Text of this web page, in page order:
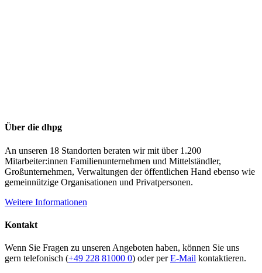
Über die dhpg
An unseren 18 Standorten beraten wir mit über 1.200
Mitarbeiter:innen Familienunternehmen und Mittelständler,
Großunternehmen, Verwaltungen der öffentlichen Hand ebenso wie
gemeinnützige Organisationen und Privatpersonen.
Weitere Informationen
Kontakt
Wenn Sie Fragen zu unseren Angeboten haben, können Sie uns
gern telefonisch (+49 228 81000 0) oder perE-Mail kontaktieren.